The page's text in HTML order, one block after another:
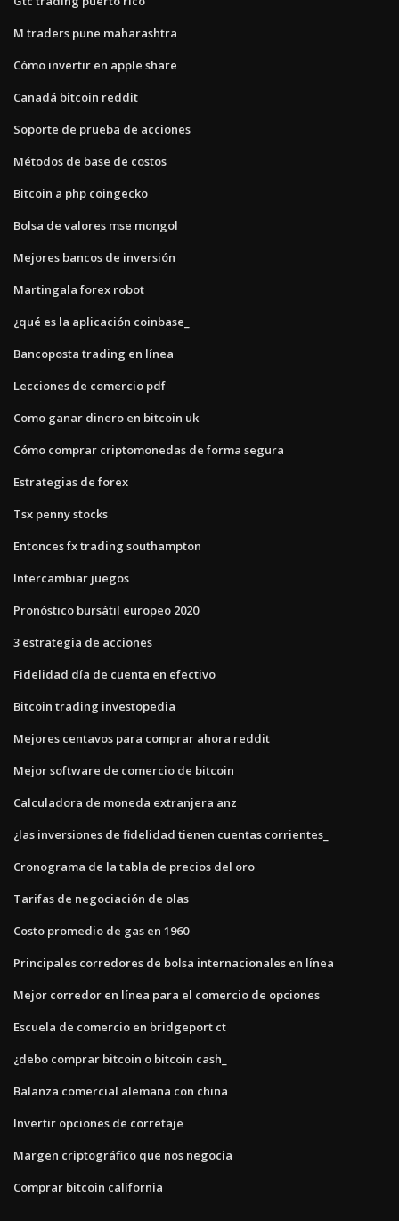
M traders pune maharashtra
Cómo invertir en apple share
Canadá bitcoin reddit
Soporte de prueba de acciones
Métodos de base de costos
Bitcoin a php coingecko
Bolsa de valores mse mongol
Mejores bancos de inversión
Martingala forex robot
¿qué es la aplicación coinbase_
Bancoposta trading en línea
Lecciones de comercio pdf
Como ganar dinero en bitcoin uk
Cómo comprar criptomonedas de forma segura
Estrategias de forex
Tsx penny stocks
Entonces fx trading southampton
Intercambiar juegos
Pronóstico bursátil europeo 2020
3 estrategia de acciones
Fidelidad día de cuenta en efectivo
Bitcoin trading investopedia
Mejores centavos para comprar ahora reddit
Mejor software de comercio de bitcoin
Calculadora de moneda extranjera anz
¿las inversiones de fidelidad tienen cuentas corrientes_
Cronograma de la tabla de precios del oro
Tarifas de negociación de olas
Costo promedio de gas en 1960
Principales corredores de bolsa internacionales en línea
Mejor corredor en línea para el comercio de opciones
Escuela de comercio en bridgeport ct
¿debo comprar bitcoin o bitcoin cash_
Balanza comercial alemana con china
Invertir opciones de corretaje
Margen criptográfico que nos negocia
Comprar bitcoin california